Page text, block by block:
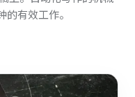
有效工作。